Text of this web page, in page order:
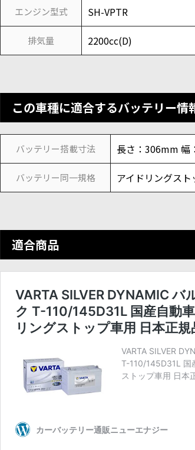
エンジン型式 SH-VPTR
排気量 2200cc(D)
この車種に適合するバッテリー情
バッテリー搭載寸法 長さ：306mm 幅
バッテリー同一規格 アイドリングス
適合商品